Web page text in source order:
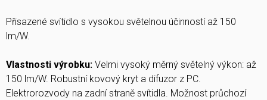
Přisazené svítidlo s vysokou světelnou účinností až 150
lm/W.
Vlastnosti výrobku: Velmi vysoký měrný světelný výkon: až
150 lm/W. Robustní kovový kryt a difuzor z PC.
Elektrorozvody na zadní straně svítidla. Možnost průchozí